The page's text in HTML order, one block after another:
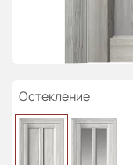
Остекление